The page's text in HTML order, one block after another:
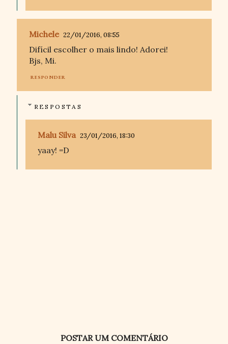
Michele 22/01/2016, 08:55
Difícil escolher o mais lindo! Adorei!
Bjs, Mi.
RESPONDER
RESPOSTAS
Malu Silva 23/01/2016, 18:30
yaay! =D
POSTAR UM COMENTÁRIO